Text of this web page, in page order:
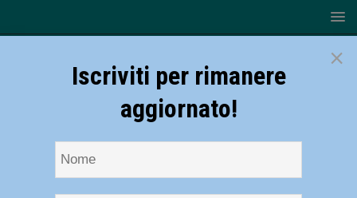
×
Iscriviti per rimanere
aggiornato!